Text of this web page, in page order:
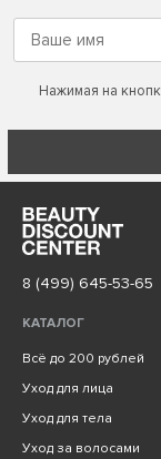
Нажимая на
8 (499) 645-53-65
КАТАЛОГ
Всё до 200 рублей
Уход для лица
Уход для тела
Уход за волосами